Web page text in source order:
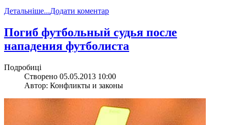
Детальніше...Додати коментар
Погиб футбольный судья после
нападения футболиста
Подробиці
Створено 05.05.2013 10:00
Автор: Конфликты и законы